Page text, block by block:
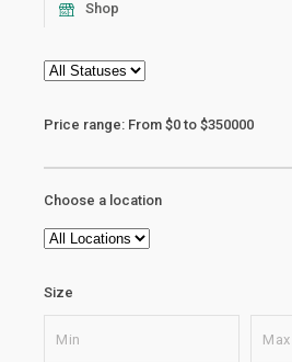
Shop
Price range: From $0 to $350000
Choose a location
Size